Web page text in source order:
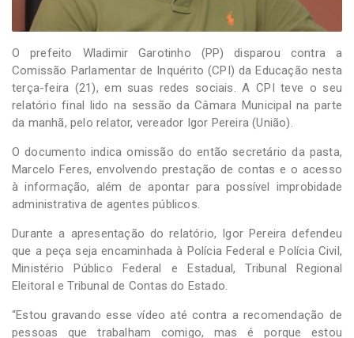
O prefeito Wladimir Garotinho (PP) disparou contra a
Comissão Parlamentar de Inquérito (CPI) da Educação nesta
terça-feira (21), em suas redes sociais. A CPI teve o seu
relatório final lido na sessão da Câmara Municipal na parte
da manhã, pelo relator, vereador Igor Pereira (União).
O documento indica omissão do então secretário da pasta,
Marcelo Feres, envolvendo prestação de contas e o acesso
à informação, além de apontar para possível improbidade
administrativa de agentes públicos.
Durante a apresentação do relatório, Igor Pereira defendeu
que a peça seja encaminhada à Polícia Federal e Polícia Civil,
Ministério Público Federal e Estadual, Tribunal Regional
Eleitoral e Tribunal de Contas do Estado.
“Estou gravando esse vídeo até contra a recomendação de
pessoas que trabalham comigo, mas é porque estou